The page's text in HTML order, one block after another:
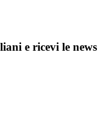
e ricevi le news